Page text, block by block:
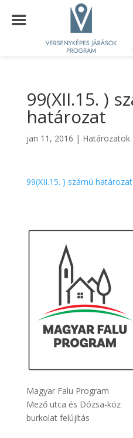
99(XII.15. )
határozat
jan 11, 2016 | Határozatok
99(XII.15. ) számú határozat
Magyar Falu Program
Mező utca és Dózsa-köz
burkolat felújítás